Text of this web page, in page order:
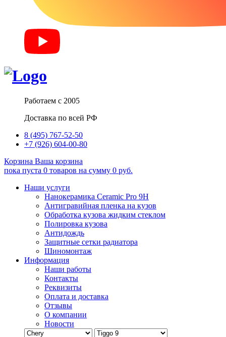
Работаем с 2005
Доставка по всей РФ
8 (495) 767-52-50
+7 (926) 604-00-80
Корзина Ваша корзина
пока пуста 0 товаров на сумму 0 руб.
Наши услуги
Нанокерамика Ceramic Pro 9H
Антигравийная пленка на кузов
Обработка кузова жидким стеклом
Полировка кузова
Антидождь
Защитные сетки радиатора
Шиномонтаж
Информация
Наши работы
Контакты
Реквизиты
Оплата и доставка
Отзывы
О компании
Новости